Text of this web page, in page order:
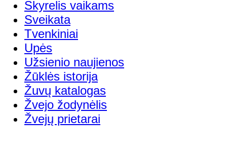
Skyrelis vaikams
Sveikata
Tvenkiniai
Upės
Užsienio naujienos
Žūklės istorija
Žuvų katalogas
Žvejo žodynėlis
Žvejų prietarai